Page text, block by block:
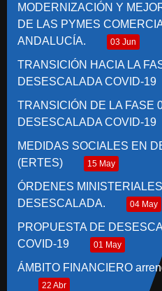
MODERNIZACIÓN Y
DE LAS PYMES
ANDALUCÍA.
03 Jun
TRANSICIÓN HACIA LA
DESESCALADA COVID-19
TRANSICIÓN DE LA FASE
DESESCALADA COVID-19
MEDIDAS SOCIALES EN
(ERTES)
15 May
ÓRDENES
DESESCALADA.
04 May
PROPUESTA DE
COVID-19
01 May
ÁMBITO FINANCIERO
22 Abr